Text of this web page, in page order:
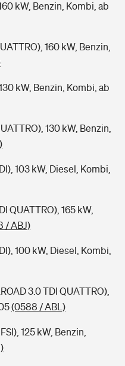
kW, Benzin, Kombi, ab
160 kW, Benzin,
kW, Benzin, Kombi, ab
130 kW, Benzin,
103 kW, Diesel, Kombi,
QUATTRO), 165 kW,
/ ABJ)
100 kW, Diesel, Kombi,
3.0 TDI QUATTRO),
(0588 / ABL)
125 kW, Benzin,